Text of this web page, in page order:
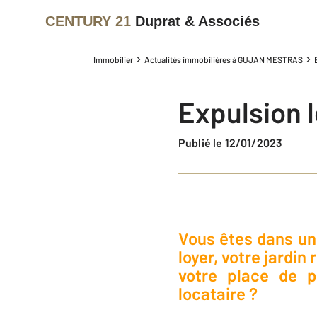
CENTURY 21 Duprat & Associés
Immobilier Actualités immobilières à GUJAN MESTRAS
Expulsion
Publié le 12/01/2023
Vous êtes dans
loyer, votre jardin
votre place de
locataire ?